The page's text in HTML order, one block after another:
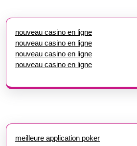
nouveau casino en ligne
nouveau casino en ligne
nouveau casino en ligne
nouveau casino en ligne
meilleure application poker